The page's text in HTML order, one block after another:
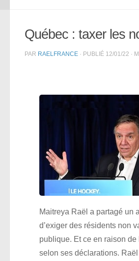
Québec : taxer les
PAR RAELFRANCE · PUBLIÉ 12/01/22 ·
Maitreya Raël a partagé un
d’exiger des résidents non
publique. Et ce en raison
selon ses déclarations.